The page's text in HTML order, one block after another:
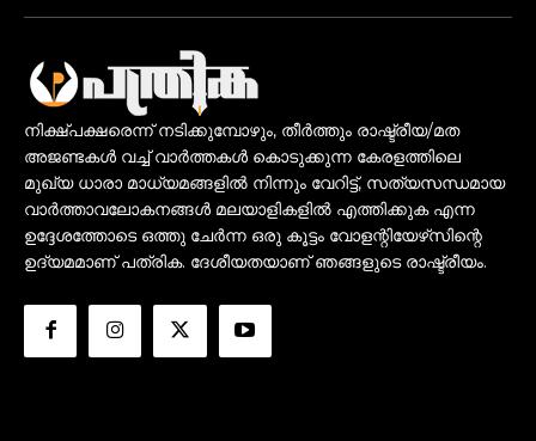
നിക്ഷ്പക്ഷരെന്ന് നടിക്കുമ്പോഴും, തീർത്തും രാഷ്ട്രീയ/മത
അജണ്ടകൾ വച്ച് വാർത്തകൾ കൊടുക്കുന്ന കേരളത്തിലെ
മുഖ്യ ധാരാ മാധ്യമങ്ങളിൽ നിന്നും വേറിട്ട്, സത്യസന്ധമായ
വാർത്താവലോകനങ്ങൾ മലയാളികളിൽ എത്തിക്കുക എന്ന
ഉദ്ദേശത്തോടെ ഒത്തു ചേർന്ന ഒരു കൂട്ടം വോളന്റിയേഴ്‌സിന്റെ
ഉദ്യമമാണ് പത്രിക. ദേശീയതയാണ് ഞങ്ങളുടെ രാഷ്ട്രീയം.